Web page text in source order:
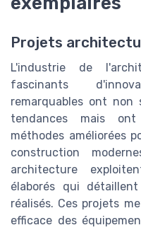
Projets
L'industrie de
fascinants
remarquables ont non
tendances mais
méthodes améliorées
construction
architecture
élaborés qui
réalisés. Ces projets
efficace des